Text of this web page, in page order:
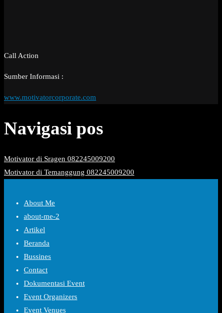
Call Action
Sumber Informasi :
www.motivatorcorporate.com
Navigasi pos
Motivator di Sragen 082245009200
Motivator di Temanggung 082245009200
About Me
about-me-2
Artikel
Beranda
Bussines
Contact
Dokumentasi Event
Event Organizers
Event Venues